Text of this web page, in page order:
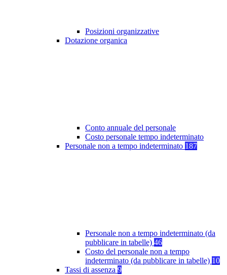
Posizioni organizzative
Dotazione organica
Conto annuale del personale
Costo personale tempo indeterminato
Personale non a tempo indeterminato 187
Personale non a tempo indeterminato (da
pubblicare in tabelle) 46
Costo del personale non a tempo
indeterminato (da pubblicare in tabelle) 10
Tassi di assenza 9